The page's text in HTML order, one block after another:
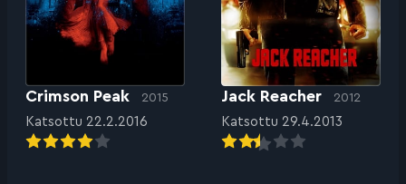
Crimson Peak 2015
Katsottu 22.2.2016
Jack Reacher 2012
Katsottu 29.4.2013